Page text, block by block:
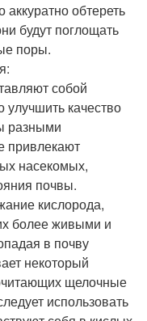
обтереть
будут поглощать
поры.
собой
улучшить качество
разными
привлекают
насекомых,
почвы.
кислорода,
более живыми и
в почву
некоторый
щелочные
использовать